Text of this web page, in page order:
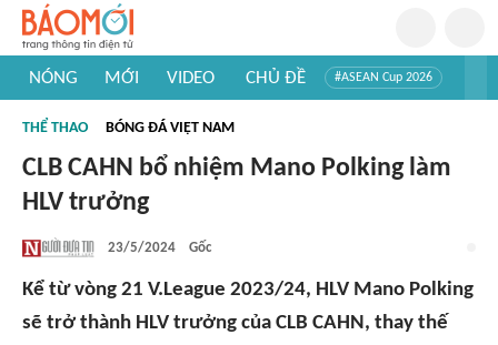
NÓNG MỚI VIDEO CHỦ ĐỀ #ASEAN Cup 2026
#Khám phá thế giới
THỂ THAO BÓNG ĐÁ VIỆT NAM
CLB CAHN bổ nhiệm Mano Polking làm
HLV trưởng
23/5/2024 Gốc
Kể từ vòng 21 V.League 2023/24, HLV Mano Polking
sẽ trở thành HLV trưởng của CLB CAHN, thay thế